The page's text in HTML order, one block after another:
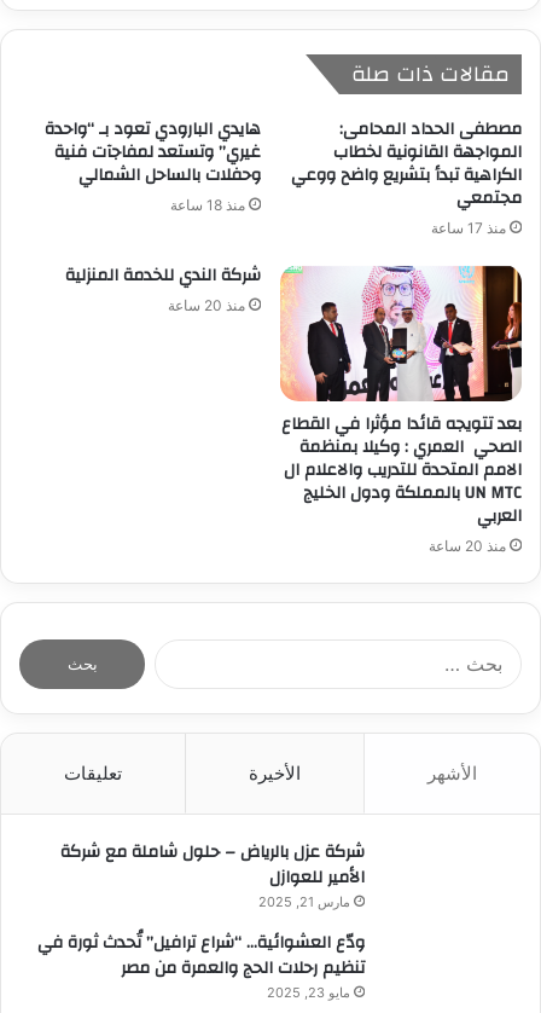
مقالات ذات صلة
مصطفى الحداد المحامى:
المواجهة القانونية لخطاب
الكراهية تبدأ بتشريع واضح ووعي
مجتمعي
منذ 17 ساعة
هايدي البارودي تعود بـ “واحدة
غيري” وتستعد لمفاجآت فنية
وحفلات بالساحل الشمالي
منذ 18 ساعة
بعد تتويجه قائدا مؤثرا في القطاع
الصحي العمري : وكيلا بمنظمة
الامم المتحدة للتدريب والاعلام ال
UN MTC بالمملكة ودول الخليج
العربي
منذ 20 ساعة
شركة الندي للخدمة المنزلية
منذ 20 ساعة
الأشهر الأخيرة تعليقات
شركة عزل بالرياض – حلول شاملة مع شركة
الأمير للعوازل
مارس 21, 2025
ودّع العشوائية… “شراع ترافيل” تُحدث ثورة في
تنظيم رحلات الحج والعمرة من مصر
مايو 23, 2025